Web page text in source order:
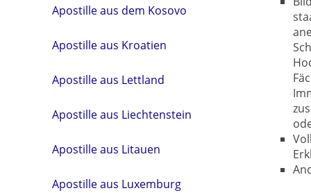
Apostille aus dem Kosovo
Apostille aus Kroatien
Apostille aus Lettland
Apostille aus Liechtenstein
Apostille aus Litauen
Apostille aus Luxemburg